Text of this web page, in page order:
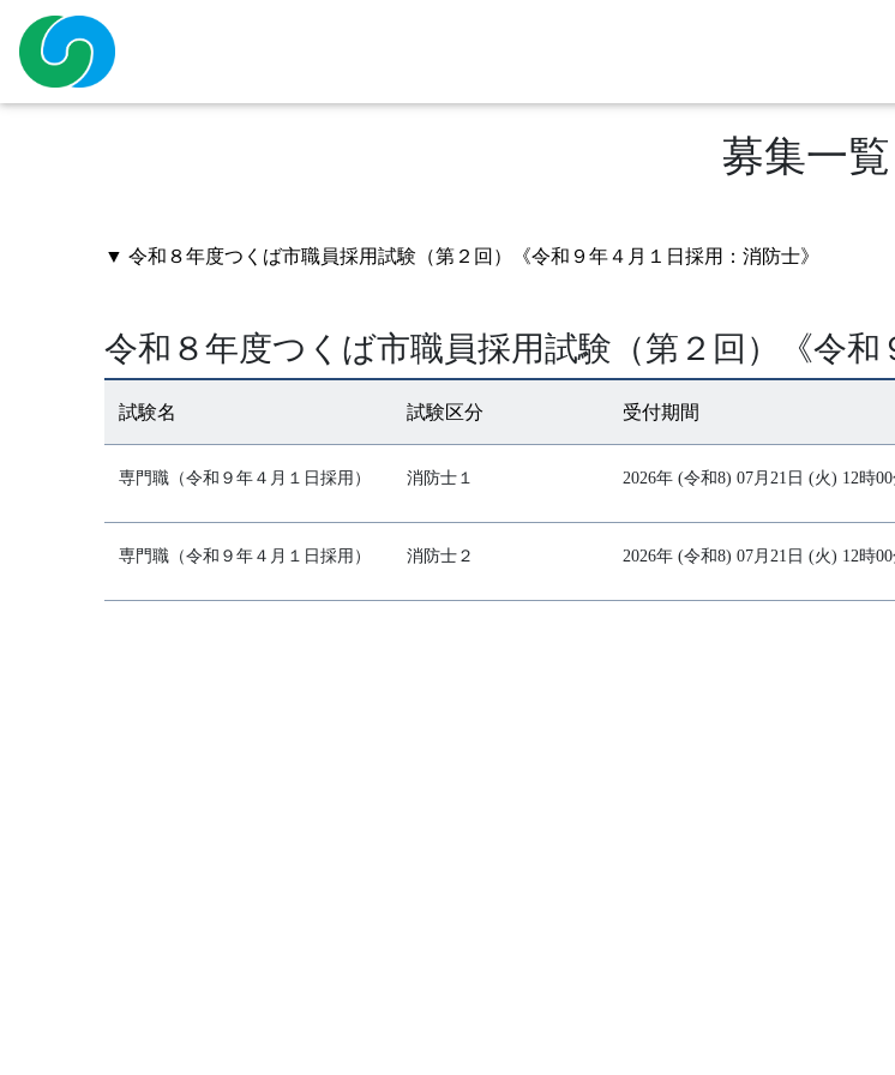
募集一覧
▼ 令和８年度つくば市職員採用試験（第２回）《令和９年４月１日採用：消防士》
令和８年度つくば市職員採用試験（第２回）《令和
試験名 試験区分 受付期間
専門職（令和９年４月１日採用） 消防士１ 2026年 (令和8) 07月21日 (火) 12時
専門職（令和９年４月１日採用） 消防士２ 2026年 (令和8) 07月21日 (火) 12時